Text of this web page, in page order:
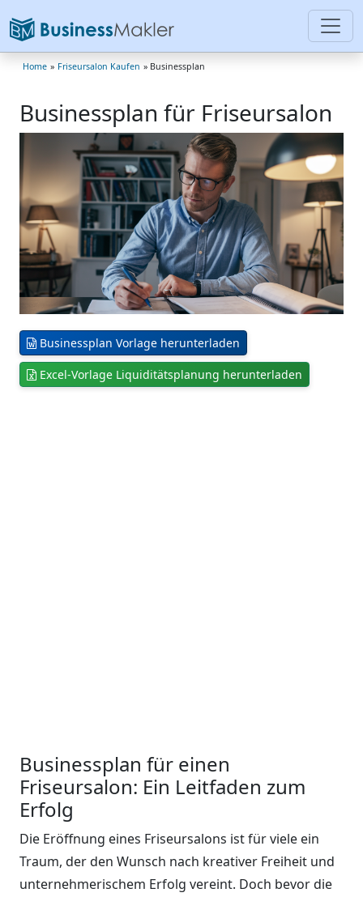
Home » Friseursalon Kaufen » Businessplan
Businessplan für Friseursalon
Businessplan Vorlage herunterladen
Excel-Vorlage Liquiditätsplanung herunterladen
Businessplan für einen
Friseursalon: Ein Leitfaden zum
Erfolg
Die Eröffnung eines Friseursalons ist für viele ein
Traum, der den Wunsch nach kreativer Freiheit und
unternehmerischem Erfolg vereint. Doch bevor die